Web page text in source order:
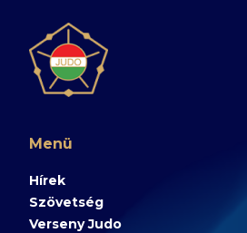
Menü
Hírek
Szövetség
Verseny Judo